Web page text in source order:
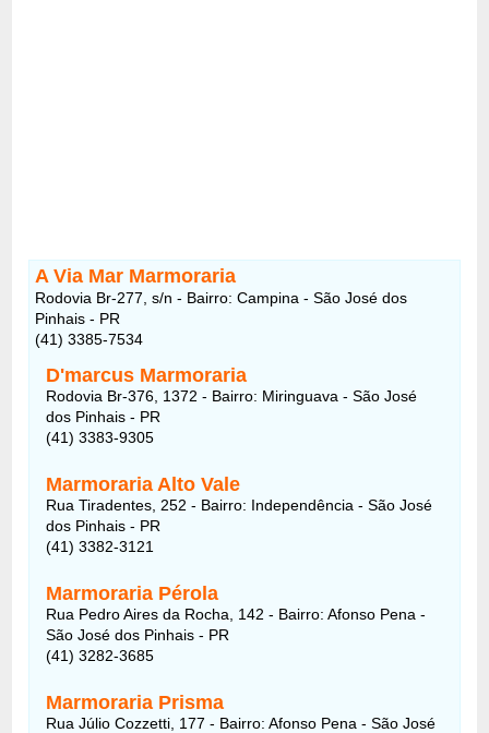
A Via Mar Marmoraria
Rodovia Br-277, s/n - Bairro: Campina - São José dos
Pinhais - PR
(41) 3385-7534
D'marcus Marmoraria
Rodovia Br-376, 1372 - Bairro: Miringuava - São José
dos Pinhais - PR
(41) 3383-9305
Marmoraria Alto Vale
Rua Tiradentes, 252 - Bairro: Independência - São José
dos Pinhais - PR
(41) 3382-3121
Marmoraria Pérola
Rua Pedro Aires da Rocha, 142 - Bairro: Afonso Pena -
São José dos Pinhais - PR
(41) 3282-3685
Marmoraria Prisma
Rua Júlio Cozzetti, 177 - Bairro: Afonso Pena - São José